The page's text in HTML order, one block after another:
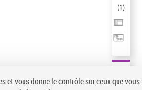
(1)
et vous donne le contrôle sur ceux que vous